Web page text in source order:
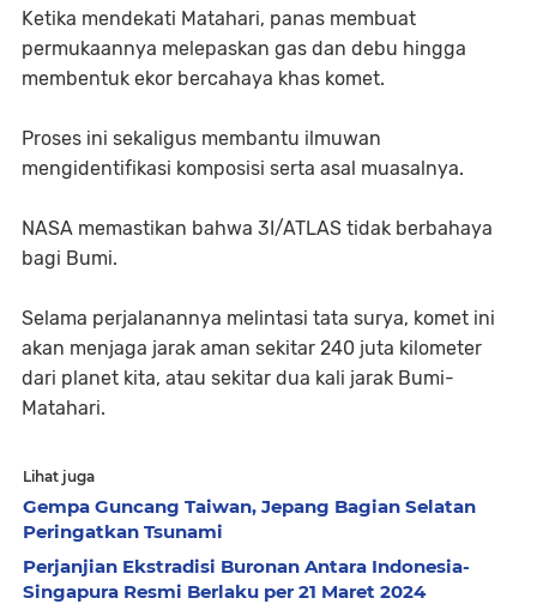
Ketika mendekati Matahari, panas membuat
permukaannya melepaskan gas dan debu hingga
membentuk ekor bercahaya khas komet.
Proses ini sekaligus membantu ilmuwan
mengidentifikasi komposisi serta asal muasalnya.
NASA memastikan bahwa 3I/ATLAS tidak berbahaya
bagi Bumi.
Selama perjalanannya melintasi tata surya, komet ini
akan menjaga jarak aman sekitar 240 juta kilometer
dari planet kita, atau sekitar dua kali jarak Bumi-
Matahari.
Lihat juga
Gempa Guncang Taiwan, Jepang Bagian Selatan
Peringatkan Tsunami
Perjanjian Ekstradisi Buronan Antara Indonesia-
Singapura Resmi Berlaku per 21 Maret 2024